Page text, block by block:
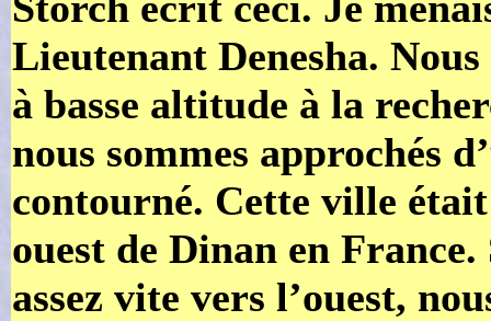
Lieutenant Denesha.
à basse altitude à la
nous sommes approchés
contourné. Cette ville
ouest de Dinan en
assez vite vers l’ouest,